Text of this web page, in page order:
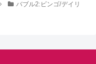
バブル2:ビンゴ/デイリ